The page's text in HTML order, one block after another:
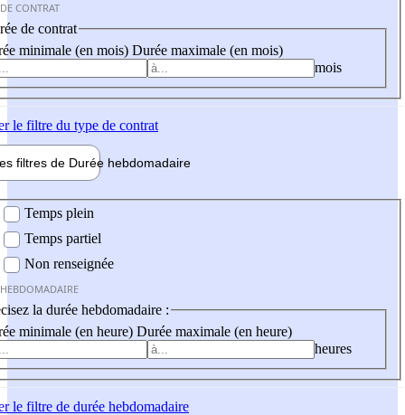
CONTRAT
de contrat
minimale (en mois) Durée maximale (en mois)
mois
le filtre du type de contrat
filtres de Durée hebdomadaire
Temps plein
Temps partiel
Non renseignée
la durée hebdomadaire :
minimale (en heure) Durée maximale (en heure)
heures
le filtre de durée hebdomadaire